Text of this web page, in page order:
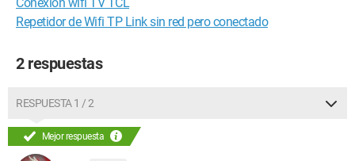
Repetidor de Wifi TP Link sin red pero conectado
2 respuestas
RESPUESTA 1 / 2
Mejor respuesta